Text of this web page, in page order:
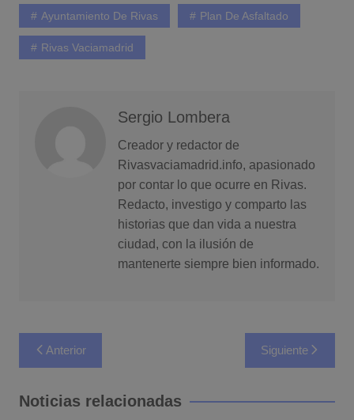
Ayuntamiento De Rivas Plan De Asfaltado
Rivas Vaciamadrid
Sergio Lombera
Creador y redactor de
Rivasvaciamadrid.info, apasionado
por contar lo que ocurre en Rivas.
Redacto, investigo y comparto las
historias que dan vida a nuestra
ciudad, con la ilusión de
mantenerte siempre bien informado.
Navegación
de
entradas
Anterior Siguiente
Noticias relacionadas